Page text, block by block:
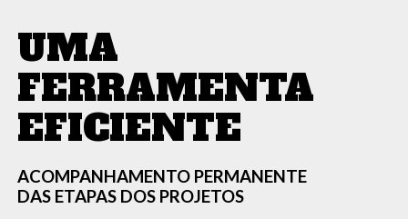
UMA
FERRAMENTA
EFICIENTE
ACOMPANHAMENTO PERMANENTE
DAS ETAPAS DOS PROJETOS